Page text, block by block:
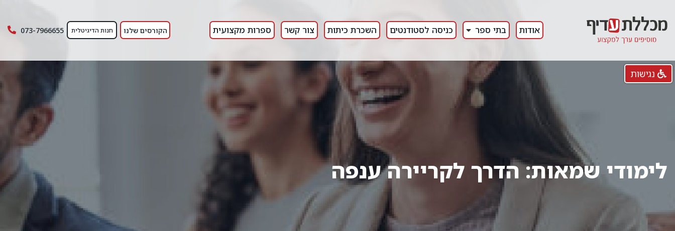
אודות בתי ספר כניסה לסטודנטים השכרת כיתות צור קשר ספרות מקצועית הקורסים שלנו חנות הדיגיטלית 073-7966655
לימודי שמאות: הדרך לקריירה ענפה
נגישות